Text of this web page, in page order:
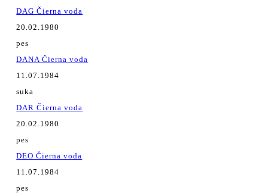
DAG Čierna voda
20.02.1980
pes
DANA Čierna voda
11.07.1984
suka
DAR Čierna voda
20.02.1980
pes
DEO Čierna voda
11.07.1984
pes